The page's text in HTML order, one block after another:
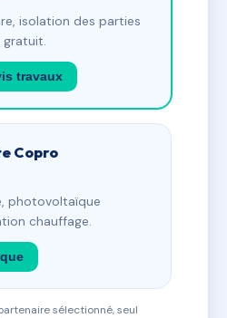
isolation des parties
gratuit.
travaux
Copro
photovoltaïque
chauffage.
sélectionné, seul